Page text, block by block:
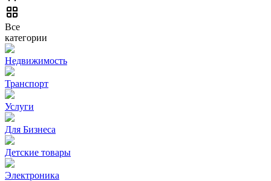
Все
категории
Недвижимость
Транспорт
Услуги
Для Бизнеса
Детские товары
Электроника